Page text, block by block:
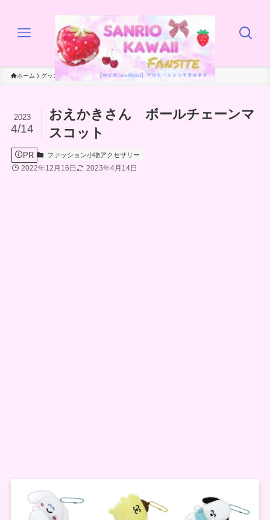
ホーム グッズ ファッション小物アクセサリー
おえかきさん ボールチェーンマ
スコット
2023
4/14
PR ファッション小物アクセサリー
2022年12月16日 2023年4月14日